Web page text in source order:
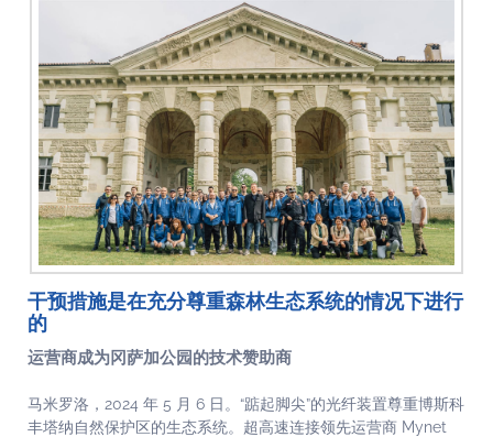
干预措施是在充分尊重森林生态系统的情况下进行
的
运营商成为冈萨加公园的技术赞助商
马米罗洛，2024 年 5 月 6 日。“踮起脚尖”的光纤装置尊重博斯科
丰塔纳自然保护区的生态系统。超高速连接领先运营商 Mynet